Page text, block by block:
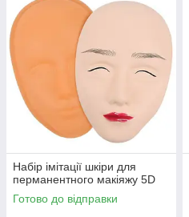
Набір імітації шкіри для
перманентного макіяжу 5D
Готово до відправки